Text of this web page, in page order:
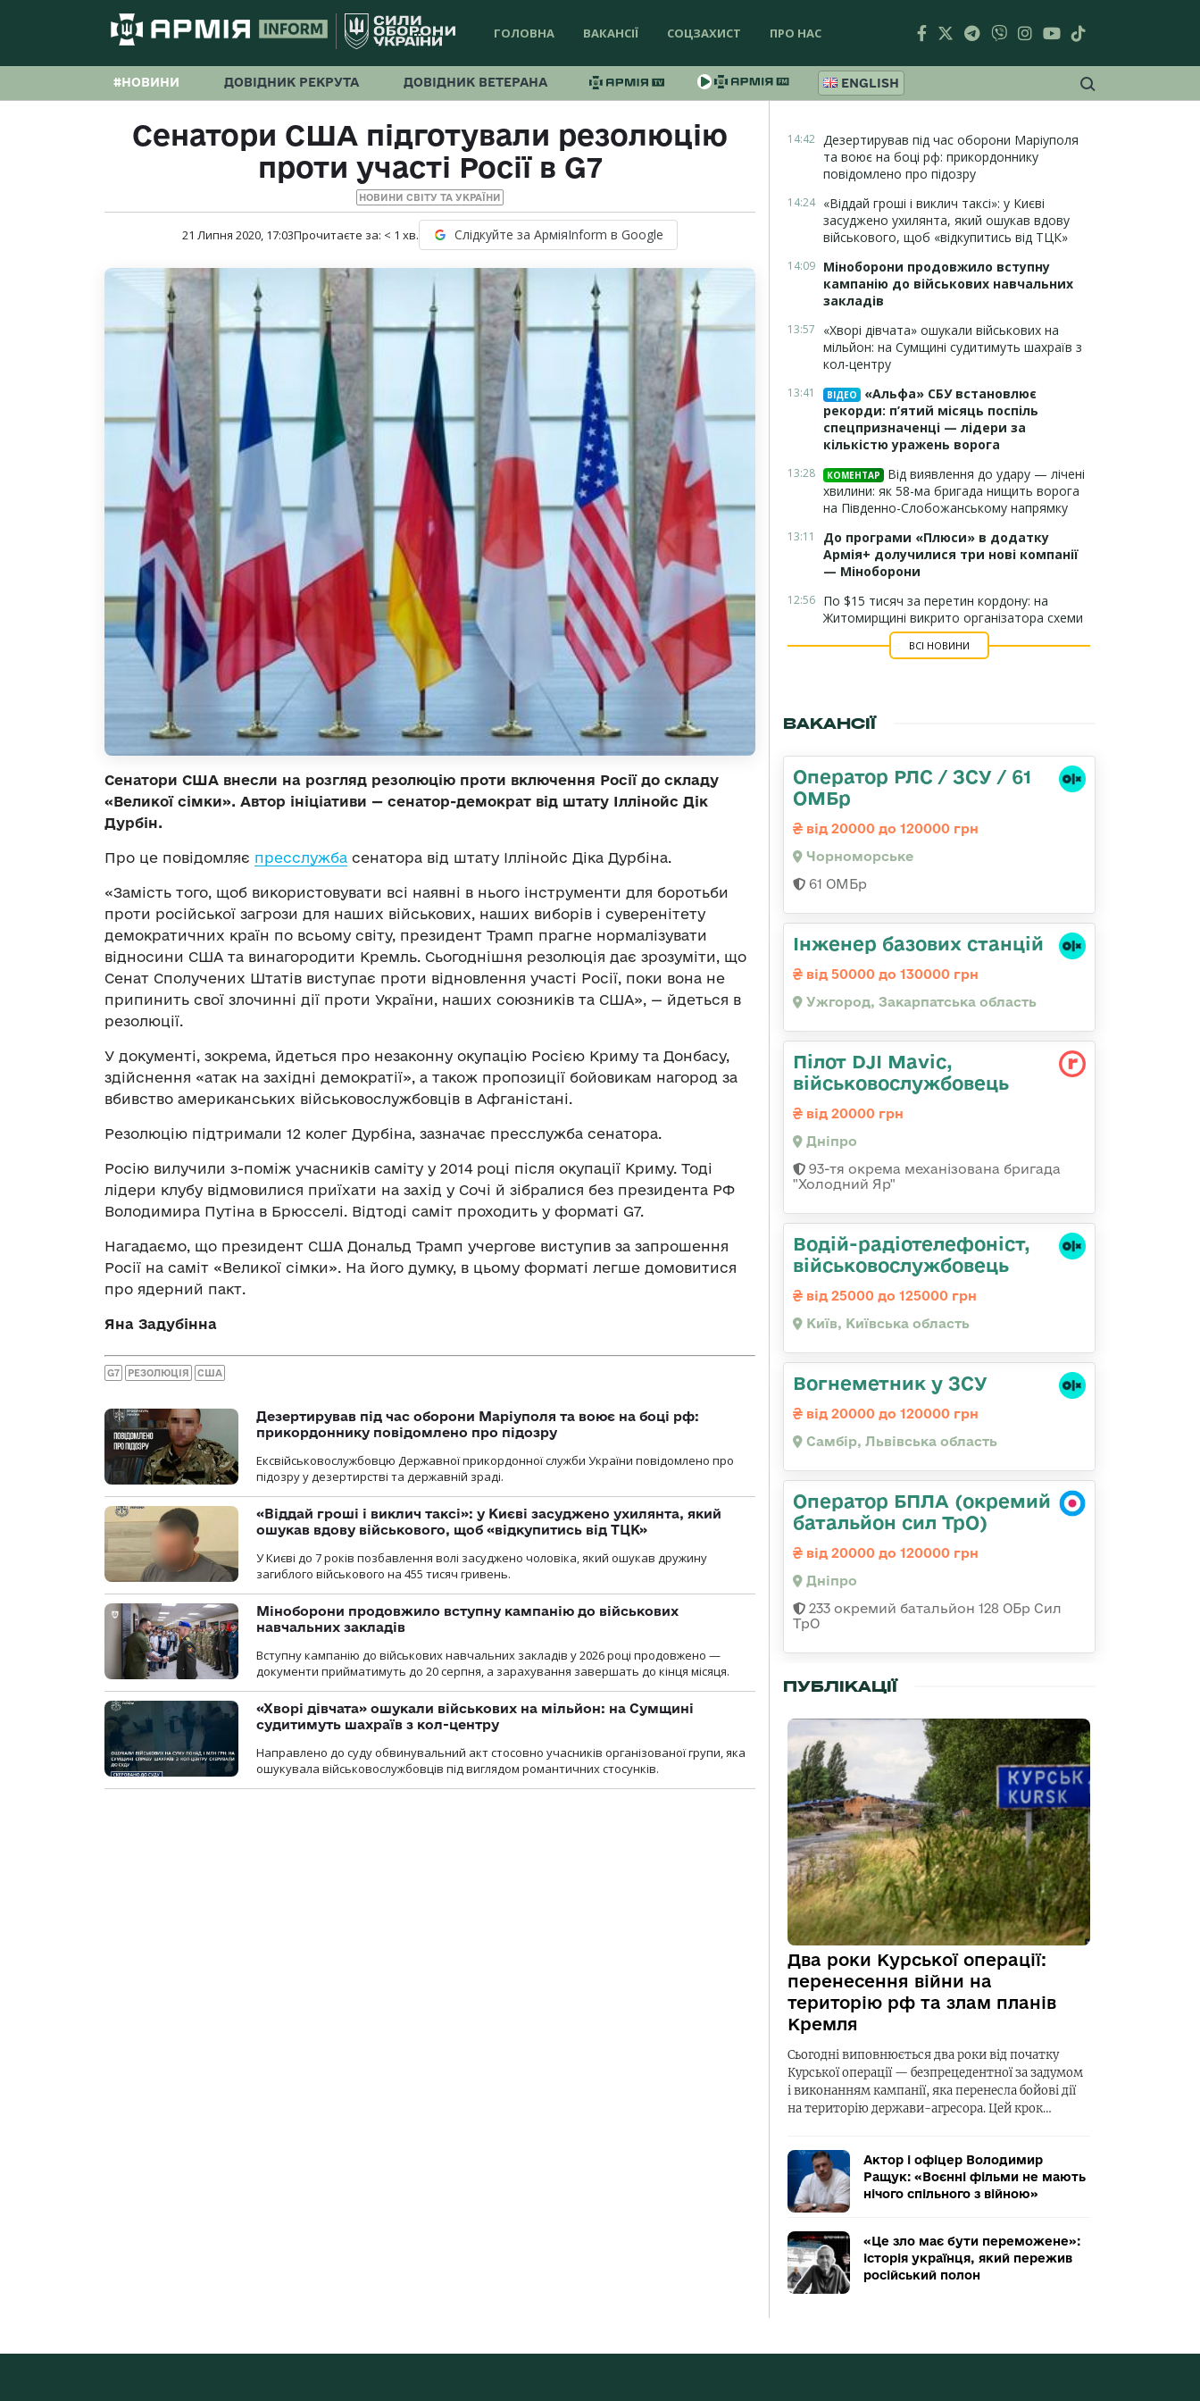
ГОЛОВНА ВАКАНСІЇ СОЦЗАХИСТ ПРО НАС
#НОВИНИ ДОВІДНИК РЕКРУТА ДОВІДНИК ВЕТЕРАНА ENGLISH
Сенатори США підготували резолюцію
проти участі Росії в G7
НОВИНИ СВІТУ ТА УКРАЇНИ
21 Липня 2020, 17:03Прочитаєте за: < 1 хв. Слідкуйте за АрміяInform в Google
Сенатори США внесли на розгляд резолюцію проти включення Росії до складу
«Великої сімки». Автор ініціативи — сенатор-демократ від штату Іллінойс Дік
Дурбін.
Про це повідомляє пресслужба сенатора від штату Іллінойс Діка Дурбіна.
«Замість того, щоб використовувати всі наявні в нього інструменти для боротьби
проти російської загрози для наших військових, наших виборів і суверенітету
демократичних країн по всьому світу, президент Трамп прагне нормалізувати
відносини США та винагородити Кремль. Сьогоднішня резолюція дає зрозуміти, що
Сенат Сполучених Штатів виступає проти відновлення участі Росії, поки вона не
припинить свої злочинні дії проти України, наших союзників та США», — йдеться в
резолюції.
У документі, зокрема, йдеться про незаконну окупацію Росією Криму та Донбасу,
здійснення «атак на західні демократії», а також пропозиції бойовикам нагород за
вбивство американських військовослужбовців в Афганістані.
Резолюцію підтримали 12 колег Дурбіна, зазначає пресслужба сенатора.
Росію вилучили з-поміж учасників саміту у 2014 році після окупації Криму. Тоді
лідери клубу відмовилися приїхати на захід у Сочі й зібралися без президента РФ
Володимира Путіна в Брюсселі. Відтоді саміт проходить у форматі G7.
Нагадаємо, що президент США Дональд Трамп учергове виступив за запрошення
Росії на саміт «Великої сімки». На його думку, в цьому форматі легше домовитися
про ядерний пакт.
Яна Задубінна
G7 РЕЗОЛЮЦІЯ США
Дезертирував під час оборони Маріуполя та воює на боці рф:
прикордоннику повідомлено про підозру
Ексвійськовослужбовцю Державної прикордонної служби України повідомлено про
підозру у дезертирстві та державній зраді.
«Віддай гроші і виклич таксі»: у Києві засуджено ухилянта, який
ошукав вдову військового, щоб «відкупитись від ТЦК»
У Києві до 7 років позбавлення волі засуджено чоловіка, який ошукав дружину
загиблого військового на 455 тисяч гривень.
Міноборони продовжило вступну кампанію до військових
навчальних закладів
Вступну кампанію до військових навчальних закладів у 2026 році продовжено —
документи прийматимуть до 20 серпня, а зарахування завершать до кінця місяця.
«Хворі дівчата» ошукали військових на мільйон: на Сумщині
судитимуть шахраїв з кол-центру
Направлено до суду обвинувальний акт стосовно учасників організованої групи, яка
ошукувала військовослужбовців під виглядом романтичних стосунків.
14:42 Дезертирував під час оборони Маріуполя
та воює на боці рф: прикордоннику
повідомлено про підозру
14:24 «Віддай гроші і виклич таксі»: у Києві
засуджено ухилянта, який ошукав вдову
військового, щоб «відкупитись від ТЦК»
14:09 Міноборони продовжило вступну
кампанію до військових навчальних
закладів
13:57
«Хворі дівчата» ошукали військових на
мільйон: на Сумщині судитимуть шахраїв з
кол-центру
13:41 ВІДЕО
«Альфа» СБУ встановлює
рекорди: п’ятий місяць поспіль
спецпризначенці — лідери за
кількістю уражень ворога
13:28 КОМЕНТАР
Від виявлення до удару — лічені
хвилини: як 58-ма бригада нищить ворога
на Південно-Слобожанському напрямку
13:11
До програми «Плюси» в додатку
Армія+ долучилися три нові компанії
— Міноборони
12:56 По $15 тисяч за перетин кордону: на
Житомирщині викрито організатора схеми
ВСІ НОВИНИ
ВАКАНСІЇ
Оператор РЛС / ЗСУ / 61
ОМБр
від 20000 до 120000 грн
Чорноморське
61 ОМБр
Інженер базових станцій
від 50000 до 130000 грн
Ужгород, Закарпатська область
Пілот DJI Mavic,
військовослужбовець
від 20000 грн
Дніпро
93-тя окрема механізована бригада
"Холодний Яр"
Водій-радіотелефоніст,
військовослужбовець
від 25000 до 125000 грн
Київ, Київська область
Вогнеметник у ЗСУ
від 20000 до 120000 грн
Самбір, Львівська область
Оператор БПЛА (окремий
батальйон сил ТрО)
від 20000 до 120000 грн
Дніпро
233 окремий батальйон 128 ОБр Сил
ТрО
ПУБЛІКАЦІЇ
Два роки Курської операції:
перенесення війни на
територію рф та злам планів
Кремля
Сьогодні виповнюється два роки від початку
Курської операції — безпрецедентної за задумом
і виконанням кампанії, яка перенесла бойові дії
на територію держави-агресора. Цей крок…
Актор і офіцер Володимир
Ращук: «Воєнні фільми не мають
нічого спільного з війною»
«Це зло має бути переможене»:
історія українця, який пережив
російський полон